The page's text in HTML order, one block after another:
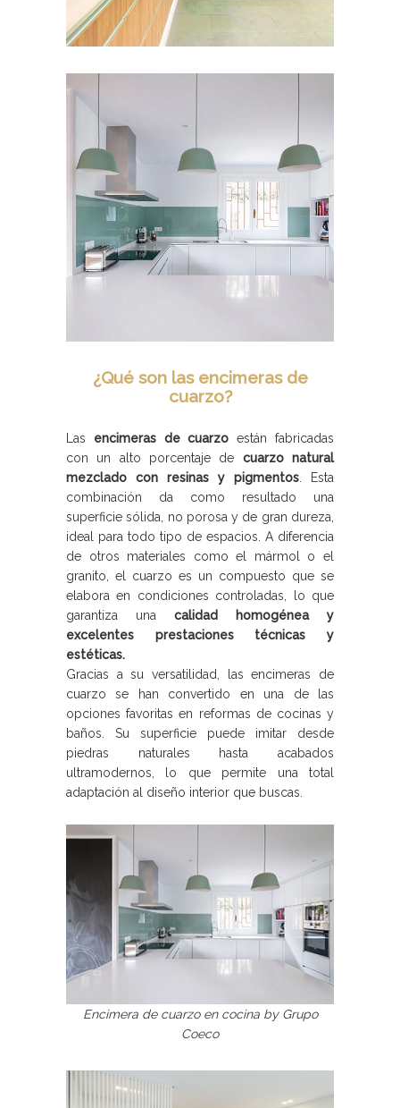
¿Qué son las encimeras de
cuarzo?
Las encimeras de cuarzo están fabricadas
con un alto porcentaje de cuarzo natural
mezclado con resinas y pigmentos . Esta
combinación da como resultado una
superficie sólida, no porosa y de gran dureza,
ideal para todo tipo de espacios. A diferencia
de otros materiales como el mármol o el
granito, el cuarzo es un compuesto que se
elabora en condiciones controladas, lo que
garantiza una calidad homogénea y
excelentes prestaciones técnicas y
estéticas.
Gracias a su versatilidad, las encimeras de
cuarzo se han convertido en una de las
opciones favoritas en reformas de cocinas y
baños. Su superficie puede imitar desde
piedras naturales hasta acabados
ultramodernos, lo que permite una total
adaptación al diseño interior que buscas.
Encimera de cuarzo en cocina by Grupo
Coeco